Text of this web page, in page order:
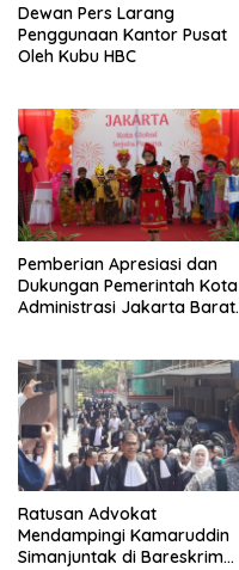
Dewan Pers Larang
Penggunaan Kantor Pusat
Oleh Kubu HBC
Pemberian Apresiasi dan
Dukungan Pemerintah Kota
Administrasi Jakarta Barat
Jelajah Sahabat Perempuan
dan Anak ( SAPA )
Ratusan Advokat
Mendampingi Kamaruddin
Simanjuntak di Bareskrim